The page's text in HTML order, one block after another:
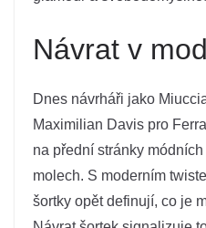
Návrat v
Dnes návrháři jako
Maximilian Davis pro
na přední stránky
molech. S moderním
šortky opět definují, co je